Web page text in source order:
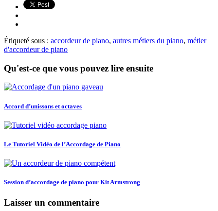
Étiqueté sous : accordeur de piano, autres métiers du piano, métier
d'accordeur de piano
Qu'est-ce que vous pouvez lire ensuite
Accord d’unissons et octaves
Le Tutoriel Vidéo de l’Accordage de Piano
Session d’accordage de piano pour Kit Armstrong
Laisser un commentaire